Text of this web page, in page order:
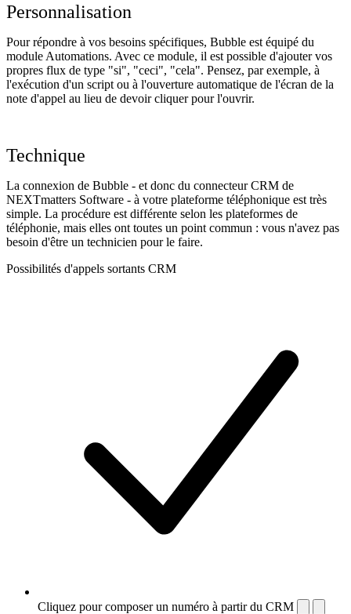
Personnalisation
Pour répondre à vos besoins spécifiques, Bubble est équipé du
module Automations. Avec ce module, il est possible d'ajouter vos
propres flux de type "si", "ceci", "cela". Pensez, par exemple, à
l'exécution d'un script ou à l'ouverture automatique de l'écran de la
note d'appel au lieu de devoir cliquer pour l'ouvrir.
Technique
La connexion de Bubble - et donc du connecteur CRM de
NEXTmatters Software - à votre plateforme téléphonique est très
simple. La procédure est différente selon les plateformes de
téléphonie, mais elles ont toutes un point commun : vous n'avez pas
besoin d'être un technicien pour le faire.
Possibilités d'appels sortants CRM
Cliquez pour composer un numéro à partir du CRM